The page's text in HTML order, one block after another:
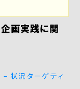
画実践に関
状況ターゲティ